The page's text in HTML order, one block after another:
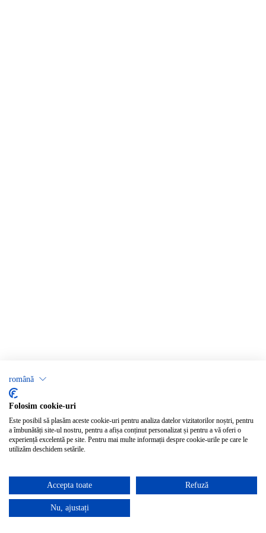
română
Folosim cookie-uri
Este posibil să plasăm aceste cookie-uri pentru analiza datelor vizitatorilor noștri, pentru
a îmbunătăți site-ul nostru, pentru a afișa conținut personalizat și pentru a vă oferi o
experiență excelentă pe site. Pentru mai multe informații despre cookie-urile pe care le
utilizăm deschidem setările.
Accepta toate Refuză
Nu, ajustați